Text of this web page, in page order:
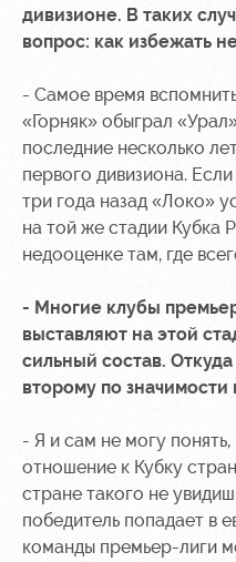
дивизионе. В таких
вопрос: как избежать
- Самое время
«Горняк» обыграл
последние несколько
первого дивизиона.
три года назад «Локо»
на той же стадии Кубка
недооценке там, где
- Многие клубы
выставляют на этой
сильный состав.
второму по
- Я и сам не могу
отношение к Кубку
стране такого не
победитель попадает в
команды премьер-лиги